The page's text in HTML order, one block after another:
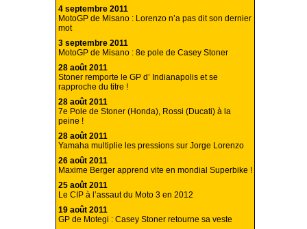
4 septembre 2011
MotoGP de Misano : Lorenzo n’a pas dit son dernier
mot
3 septembre 2011
MotoGP de Misano : 8e pole de Casey Stoner
28 août 2011
Stoner remporte le GP d’ Indianapolis et se
rapproche du titre !
28 août 2011
7e Pole de Stoner (Honda), Rossi (Ducati) à la
peine !
28 août 2011
Yamaha multiplie les pressions sur Jorge Lorenzo
26 août 2011
Maxime Berger apprend vite en mondial Superbike !
25 août 2011
Le CIP à l’assaut du Moto 3 en 2012
19 août 2011
GP de Motegi : Casey Stoner retourne sa veste